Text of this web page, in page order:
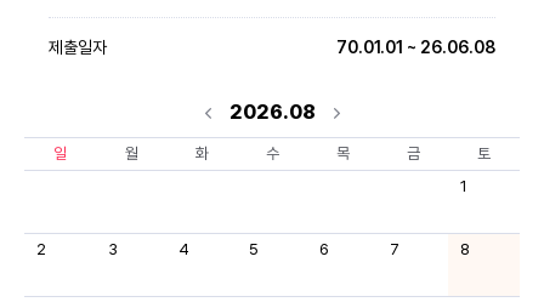
제출일자 70.01.01 ~ 26.06.08
2026.08
일 월 화 수 목 금
토
1
2 3 4 5 6 7 8